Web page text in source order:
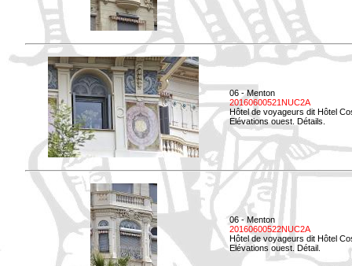
06 - Menton
20160600521NUC2A
Hôtel de voyageurs dit Hôtel
Elévations ouest. Détails.
06 - Menton
20160600522NUC2A
Hôtel de voyageurs dit Hôtel
Elévations ouest. Détail.